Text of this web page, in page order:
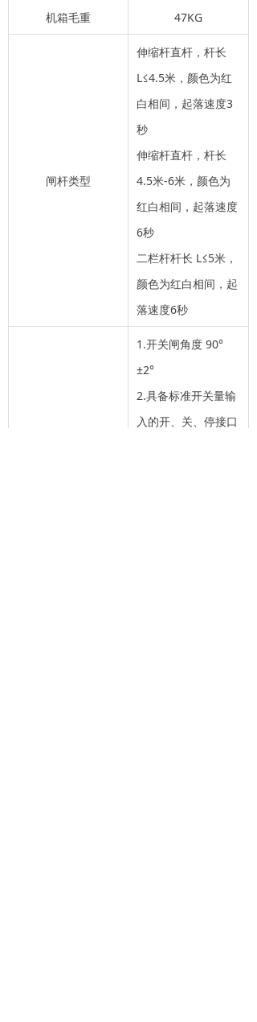
机箱毛重 47KG
闸杆类型
伸缩杆直杆，杆长
L≤4.5米，颜色为红
白相间，起落速度3
秒
伸缩杆直杆，杆长
4.5米-6米，颜色为
红白相间，起落速度
6秒
二栏杆杆长 L≤5米，
颜色为红白相间，起
落速度6秒
1.开关闸角度 90°
±2°
2.具备标准开关量输
入的开、关、停接口